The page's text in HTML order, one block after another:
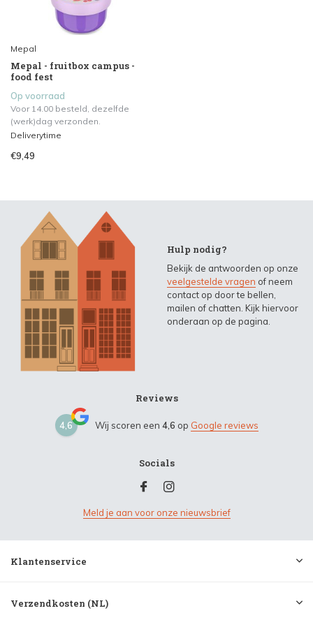
Mepal
Mepal - fruitbox campus -
food fest
Op voorraad
Voor 14.00 besteld, dezelfde
(werk)dag verzonden.
Deliverytime
€9,49
Hulp nodig?
Bekijk de antwoorden op onze
veelgestelde vragen of neem
contact op door te bellen,
mailen of chatten. Kijk hiervoor
onderaan op de pagina.
Reviews
4,6 Wij scoren een 4,6 op Google reviews
Socials
Meld je aan voor onze nieuwsbrief
Klantenservice
Verzendkosten (NL)